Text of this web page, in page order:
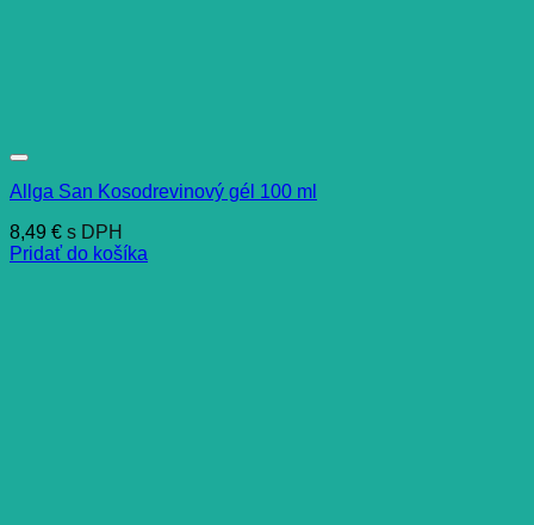
Allga San Kosodrevinový gél 100 ml
8,49 € s DPH
Pridať do košíka